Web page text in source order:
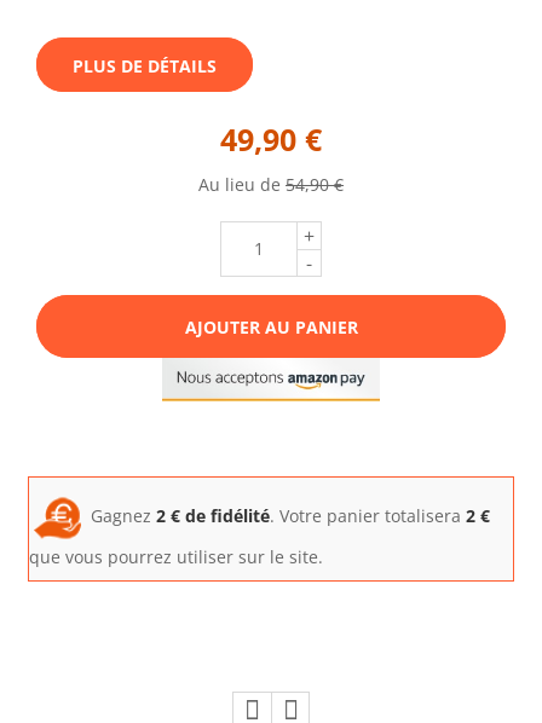
PLUS DE DÉTAILS
49,90 €
Au lieu de 54,90 €
+
-
AJOUTER AU PANIER
Gagnez 2 € de fidélité. Votre panier totalisera 2 €
que vous pourrez utiliser sur le site.